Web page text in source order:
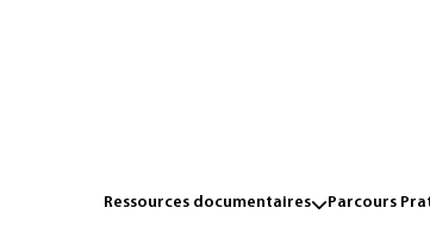
Ressources documentaires Parcours